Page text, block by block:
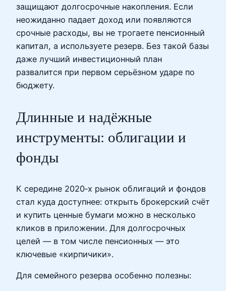
защищают долгосрочные накопления. Если
неожиданно падает доход или появляются
срочные расходы, вы не трогаете пенсионный
капитал, а используете резерв. Без такой базы
даже лучший инвестиционный план
развалится при первом серьёзном ударе по
бюджету.
Длинные и надёжные
инструменты: облигации и
фонды
К середине 2020‑х рынок облигаций и фондов
стал куда доступнее: открыть брокерский счёт
и купить ценные бумаги можно в несколько
кликов в приложении. Для долгосрочных
целей — в том числе пенсионных — это
ключевые «кирпичики».
Для семейного резерва особенно полезны: